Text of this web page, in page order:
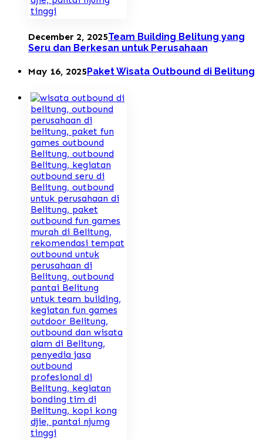
December 2, 2025Team Building Belitung yang
Seru dan Berkesan untuk Perusahaan
May 16, 2025 Paket Wisata Outbound di Belitung